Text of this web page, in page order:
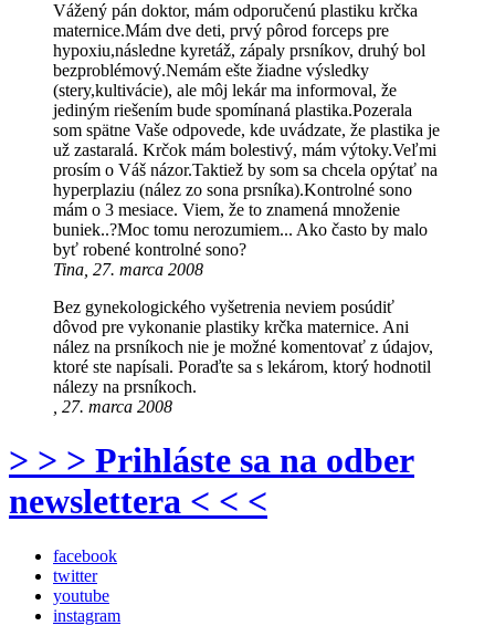
Vážený pán doktor, mám odporučenú plastiku krčka
maternice.Mám dve deti, prvý pôrod forceps pre
hypoxiu,následne kyretáž, zápaly prsníkov, druhý bol
bezproblémový.Nemám ešte žiadne výsledky
(stery,kultivácie), ale môj lekár ma informoval, že
jediným riešením bude spomínaná plastika.Pozerala
som spätne Vaše odpovede, kde uvádzate, že plastika je
už zastaralá. Krčok mám bolestivý, mám výtoky.Veľmi
prosím o Váš názor.Taktiež by som sa chcela opýtať na
hyperplaziu (nález zo sona prsníka).Kontrolné sono
mám o 3 mesiace. Viem, že to znamená množenie
buniek..?Moc tomu nerozumiem... Ako často by malo
byť robené kontrolné sono?
Tina, 27. marca 2008
Bez gynekologického vyšetrenia neviem posúdiť
dôvod pre vykonanie plastiky krčka maternice. Ani
nález na prsníkoch nie je možné komentovať z údajov,
ktoré ste napísali. Poraďte sa s lekárom, ktorý hodnotil
nálezy na prsníkoch.
, 27. marca 2008
> > > Prihláste sa na odber
newslettera < < <
facebook
twitter
youtube
instagram